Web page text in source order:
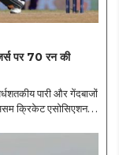
पर 70 रन की
पारी और गेंदबाजों